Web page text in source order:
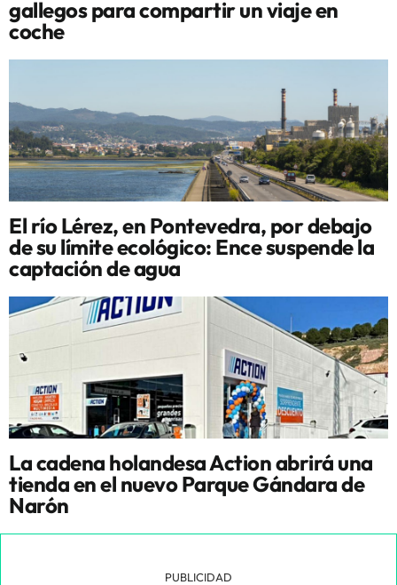
gallegos para compartir un viaje en
coche
El río Lérez, en Pontevedra, por debajo
de su límite ecológico: Ence suspende la
captación de agua
La cadena holandesa Action abrirá una
tienda en el nuevo Parque Gándara de
Narón
PUBLICIDAD